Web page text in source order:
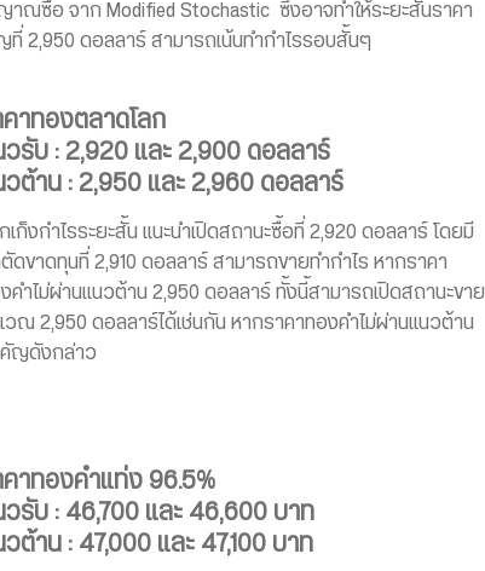
าณซื้อ จาก Modified Stochastic ซึ่งอาจทำให้ระยะสั้นราคา
2,950 ดอลลาร์ สามารถเน้นทำกำไรรอบสั้นๆ
คาทองตลาดโลก
วรับ : 2,920 และ 2,900 ดอลลาร์
วต้าน : 2,950 และ 2,960 ดอลลาร์
เก็งกำไรระยะสั้น แนะนำเปิดสถานะซื้อที่ 2,920 ดอลลาร์ โดยมี
ดขาดทุนที่ 2,910 ดอลลาร์ สามารถขายทำกำไร หากราคา
คำไม่ผ่านแนวต้าน 2,950 ดอลลาร์ ทั้งนี้สามารถเปิดสถานะขาย
วณ 2,950 ดอลลาร์ได้เช่นกัน หากราคาทองคำไม่ผ่านแนวต้าน
ญดังกล่าว
คาทองคำแท่ง 96.5%
วรับ : 46,700 และ 46,600 บาท
วต้าน : 47,000 และ 47,100 บาท